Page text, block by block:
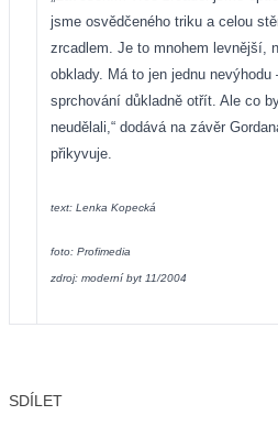
jsme osvědčeného triku a celou
zrcadlem. Je to mnohem levnější,
obklady. Má to jen jednu
sprchování důkladně otřít. Ale co
neudělali,“ dodává na závěr
přikyvuje.
text: Lenka Kopecká
foto: Profimedia
zdroj: moderní byt 11/2004
SDÍLET